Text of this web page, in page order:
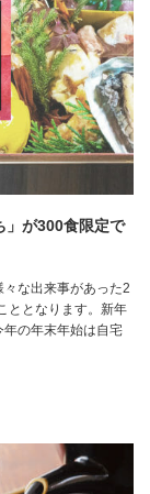
」が300食限定で
な出来事があった2
ととなります。新年
の年末年始は自宅